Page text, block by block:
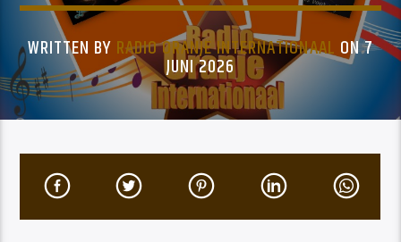
WRITTEN BY RADIO ORANJE INTERNATIONAALON 7
JUNI 2026